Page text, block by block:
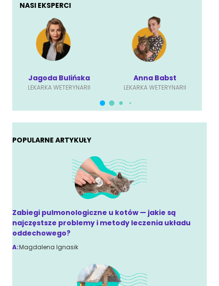
NASI EKSPERCI
Jagoda Bulińska
LEKARKA WETERYNARII
Anna Babst
LEKARKA WETERYNARII
POPULARNE ARTYKUŁY
Zabiegi pulmonologiczne u kotów — jakie są
najczęstsze problemy i metody leczenia układu
oddechowego?
A:Magdalena Ignasik